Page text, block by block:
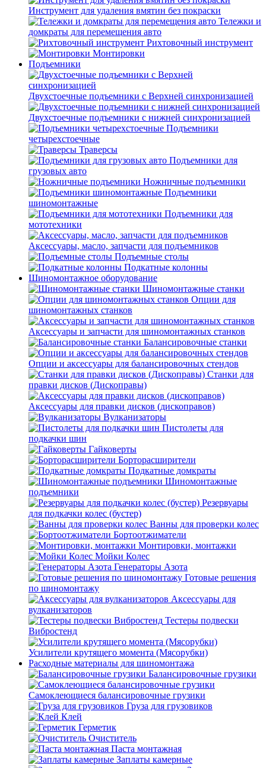
Инструмент для удаления вмятин без покраски
Тележки и
домкраты для перемещения авто
Рихтовочный инструмент
Монтировки
Подъемники
Двухстоечные подъемники с Верхней синхронизацией
Двухстоечные подъемники с нижней синхронизацией
Подъемники
четырехстоечные
Траверсы
Подъемники для
грузовых авто
Ножничные подъемники
Подъемники
шиномонтажные
Подъемники для
мототехники
Аксессуары, масло, запчасти для подъемников
Подъемные столы
Подкатные колонны
Шиномонтажное оборудование
Шиномонтажные станки
Опции для
шиномонтажных станков
Аксессуары и запчасти для шиномонтажных станков
Балансировочные станки
Опции и аксессуары для балансировочных стендов
Станки для
правки дисков (Дископравы)
Аксессуары для правки дисков (дископравов)
Вулканизаторы
Пистолеты для
подкачки шин
Гайковерты
Борторасширители
Подкатные домкраты
Шиномонтажные
подъемники
Резервуары
для подкачки колес (бустер)
Ванны для проверки колес
Бортоотжиматели
Монтировки, монтажки
Мойки Колес
Генераторы Азота
Готовые решения
по шиномонтажу
Аксессуары для
вулканизаторов
Тестеры подвески
Вибростенд
Усилители крутящего момента (Мясорубки)
Расходные материалы для шиномонтажа
Балансировочные грузики
Самоклеющиеся балансировочные грузики
Груза для грузовиков
Клей
Герметик
Очиститель
Паста монтажная
Заплаты камерные